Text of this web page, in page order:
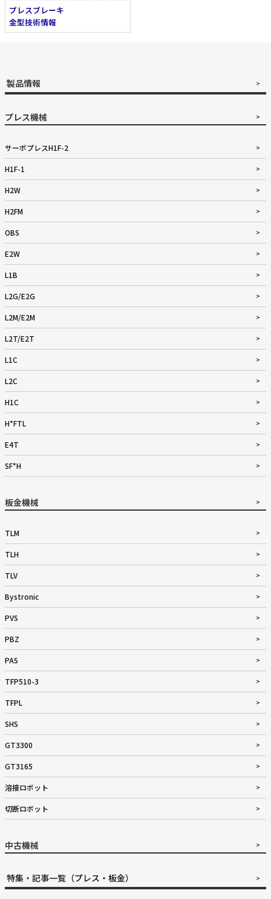
プレスブレーキ
金型技術情報
製品情報
プレス機械
サーボプレスH1F-2
H1F-1
H2W
H2FM
OBS
E2W
L1B
L2G/E2G
L2M/E2M
L2T/E2T
L1C
L2C
H1C
H*FTL
E4T
SF*H
板金機械
TLM
TLH
TLV
Bystronic
PVS
PBZ
PAS
TFP510-3
TFPL
SHS
GT3300
GT3165
溶接ロボット
切断ロボット
中古機械
特集・記事一覧 （プレス・板金）